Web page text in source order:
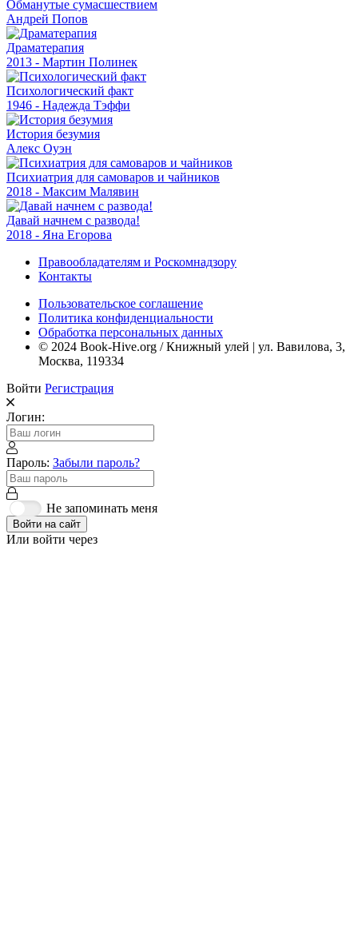
Обманутые сумасшествием
Андрей Попов
Драматерапия
2013 - Мартин Полинек
Психологический факт
1946 - Надежда Тэффи
История безумия
Алекс Оуэн
Психиатрия для самоваров и чайников
2018 - Максим Малявин
Давай начнем с развода!
2018 - Яна Егорова
Правообладателям и Роскомнадзору
Контакты
Пользовательское соглашение
Политика конфиденциальности
Обработка персональных данных
© 2024 Book-Hive.org / Книжный улей | ул. Вавилова, 3,
Москва, 119334
Войти Регистрация
Логин:
Пароль: Забыли пароль?
Не запоминать меня
Войти на сайт
Или войти через